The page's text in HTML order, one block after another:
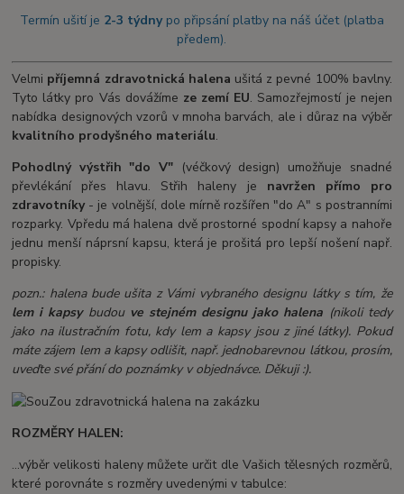
Termín ušití je 2-3 týdny po připsání platby na náš účet (platba
předem).
Velmi příjemná zdravotnická halena ušitá z pevné 100% bavlny.
Tyto látky pro Vás dovážíme ze zemí EU. Samozřejmostí je nejen
nabídka designových vzorů v mnoha barvách, ale i důraz na výběr
kvalitního prodyšného materiálu.
Pohodlný výstřih "do V" (véčkový design) umožňuje snadné
převlékání přes hlavu. Střih haleny je navržen přímo pro
zdravotníky- je volnější, dole mírně rozšířen "do A" s postranními
rozparky. Vpředu má halena dvě prostorné spodní kapsy a nahoře
jednu menší náprsní kapsu, která je prošitá pro lepší nošení např.
propisky.
pozn.: halena bude ušita z Vámi vybraného designu látky s tím, že
lem i kapsybudou ve stejném designu jako halena (nikoli tedy
jako na ilustračním fotu, kdy lem a kapsy jsou z jiné látky). Pokud
máte zájem lem a kapsy odlišit, např. jednobarevnou látkou, prosím,
uveďte své přání do poznámky v objednávce. Děkuji :).
ROZMĚRY HALEN:
...výběr velikosti haleny můžete určit dle Vašich tělesných rozměrů,
které porovnáte s rozměry uvedenými v tabulce: